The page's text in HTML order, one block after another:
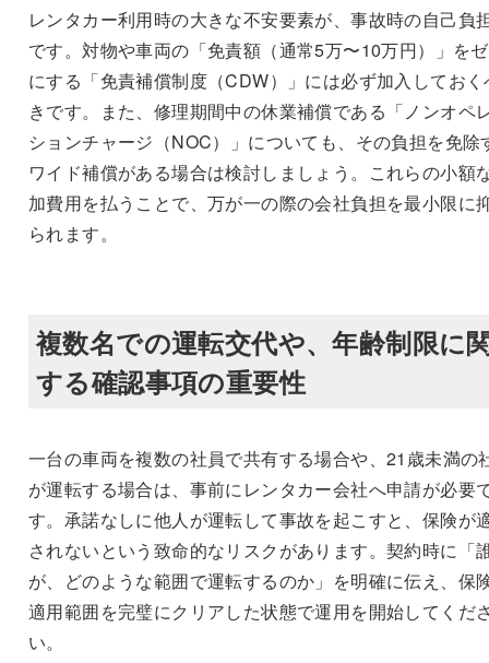
レンタカー利用時の大きな不安要素が、事故時の自己負
です。対物や車両の「免責額（通常5万〜10万円）」を
にする「免責補償制度（CDW）」には必ず加入しておく
きです。また、修理期間中の休業補償である「ノンオペ
ションチャージ（NOC）」についても、その負担を免除
ワイド補償がある場合は検討しましょう。これらの小額
加費用を払うことで、万が一の際の会社負担を最小限に
られます。
複数名での運転交代や、年齢制限に
する確認事項の重要性
一台の車両を複数の社員で共有する場合や、21歳未満の
が運転する場合は、事前にレンタカー会社へ申請が必要
す。承諾なしに他人が運転して事故を起こすと、保険が
されないという致命的なリスクがあります。契約時に「
が、どのような範囲で運転するのか」を明確に伝え、保
適用範囲を完璧にクリアした状態で運用を開始してくだ
い。